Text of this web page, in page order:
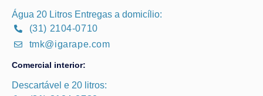
Água 20 Litros Entregas a domicílio:
(31) 2104-0710
tmk@igarape.com
Comercial interior:
Descartável e 20 litros: